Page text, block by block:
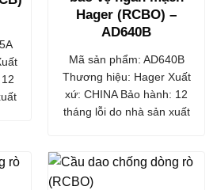
Hager (RCBO) –
AD640B
Mã sản phẩm: AD640B
Thương hiệu: Hager Xuất
xứ: CHINA Bảo hành: 12
tháng lỗi do nhà sản xuất